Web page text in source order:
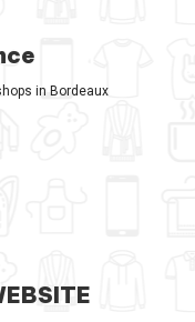
in Bordeaux